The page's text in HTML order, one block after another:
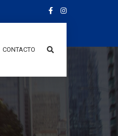
CONTACTO